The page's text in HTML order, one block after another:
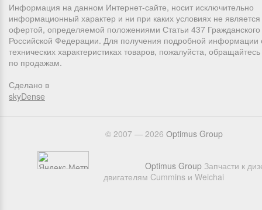
Информация на данном Интернет-сайте, носит исключительно
информационный характер и ни при каких условиях не
офертой, определяемой положениями Статьи 437 Гражданского
Российской Федерации. Для получения подробной информации
технических характеристиках товаров, пожалуйста,
по продажам.
Сделано в
skyDense
© 2007 — 2026 Оptimus Group
Optimus Group Запчасти к
двигателям Cummins и Weichai